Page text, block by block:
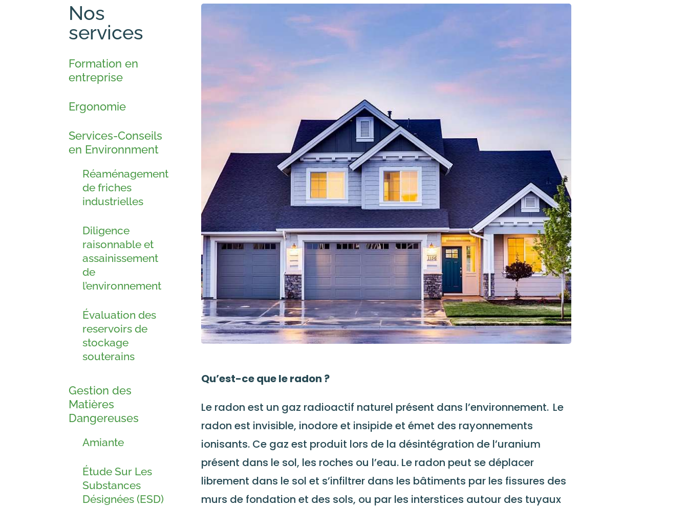
Nos
services
Formation en
entreprise
Ergonomie
Services-Conseils
en Environnment
Réaménagement
de friches
industrielles
Diligence
raisonnable et
assainissement
de
l’environnement
Évaluation des
reservoirs de
stockage
souterains
Gestion des
Matières
Dangereuses
Amiante
Étude Sur Les
Substances
Désignées (ESD)
Qu’est-ce que le radon ?
Le radon est un gaz radioactif naturel présent dans l’environnement. Le
radon est invisible, inodore et insipide et émet des rayonnements
ionisants. Ce gaz est produit lors de la désintégration de l’uranium
présent dans le sol, les roches ou l’eau. Le radon peut se déplacer
librement dans le sol et s’infiltrer dans les bâtiments par les fissures des
murs de fondation et des sols, ou par les interstices autour des tuyaux